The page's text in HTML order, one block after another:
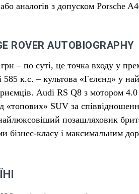
аналогів з допуском Porsche
ROVER AUTOBIOGRAPHY
– по суті, це точка входу у
к.с. – культова «Гєлєнд» у
Audi RS Q8 з мотором
«топових» SUV за
позашляховик
бізнес-класу і максимальним